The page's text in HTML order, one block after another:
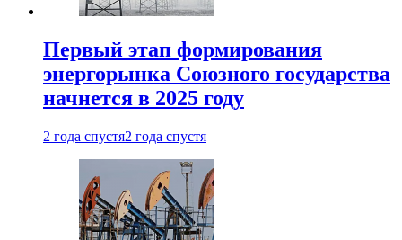
Первый этап формирования
энергорынка Союзного государства
начнется в 2025 году
2 года спустя2 года спустя